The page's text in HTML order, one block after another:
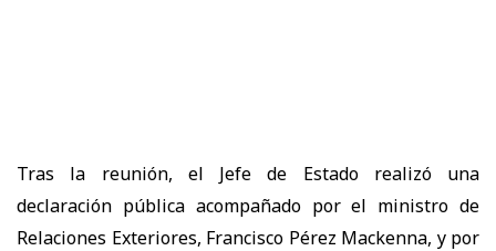
Tras la reunión, el Jefe de Estado realizó una
declaración pública acompañado por el ministro de
Relaciones Exteriores, Francisco Pérez Mackenna, y por